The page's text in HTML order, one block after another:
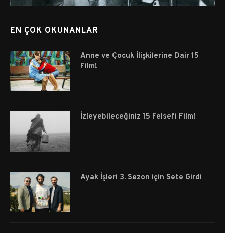
EN ÇOK OKUNANLAR
Anne ve Çocuk İlişkilerine Dair 15
Film!
İzleyebileceğiniz 15 Felsefi Film!
Ayak İşleri 3. Sezon için Sete Girdi